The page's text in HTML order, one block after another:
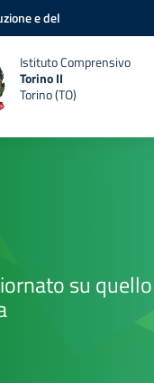
e del
Istituto Comprensivo
Torino II
Torino (TO)
su